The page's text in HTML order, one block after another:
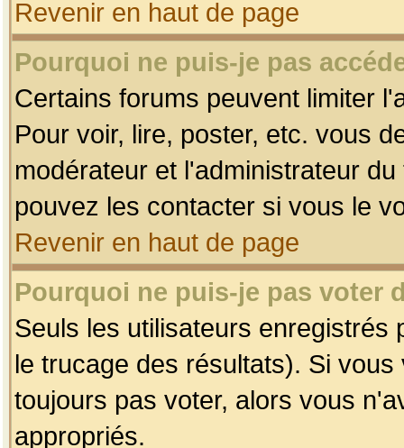
Revenir en haut de page
Pourquoi ne puis-je pas
Certains forums peuvent limiter
Pour voir, lire, poster, etc. vous
modérateur et l'administrateur
pouvez les contacter si vous le
Revenir en haut de page
Pourquoi ne puis-je pas voter
Seuls les utilisateurs enregistrés
le trucage des résultats). Si
toujours pas voter, alors vous
appropriés.